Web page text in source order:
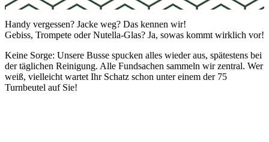
Handy vergessen? Jacke weg? Das kennen wir!
Gebiss, Trompete oder Nutella-Glas? Ja, sowas kommt wirklich vor!
Keine Sorge: Unsere Busse spucken alles wieder aus, spätestens bei
der täglichen Reinigung. Alle Fundsachen sammeln wir zentral. Wer
weiß, vielleicht wartet Ihr Schatz schon unter einem der 75
Turnbeutel auf Sie!